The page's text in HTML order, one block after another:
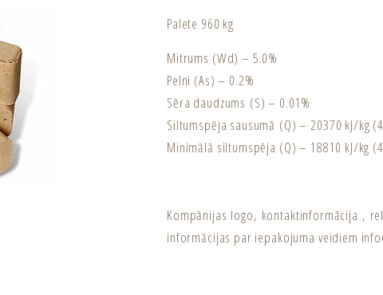
Palete 960 kg
Mitrums (Wd) – 5.0%
Pelni (As) – 0.2%
Sēra daudzums (S) – 0.01%
Siltumspēja sausumā (Q) – 20370 kJ/kg
Minimālā siltumspēja (Q) – 18810 kJ/kg
Kompānijas logo, kontaktinformācija ,
informācijas par iepakojuma veidiem